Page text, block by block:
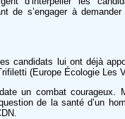
de s’engager à
candidats lui ont déjà
(Europe Écologie Les
un combat courageux.
de la santé d’un